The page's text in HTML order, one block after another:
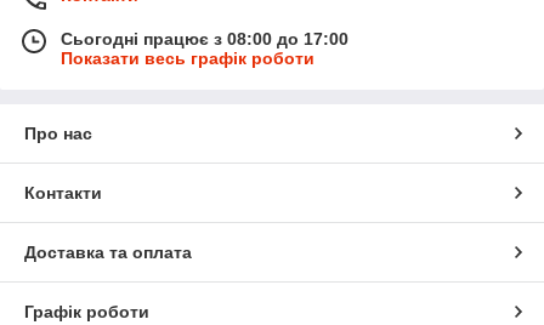
Сьогодні працює з 08:00 до 17:00
Показати весь графік роботи
Про нас
Контакти
Доставка та оплата
Графік роботи